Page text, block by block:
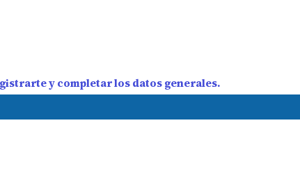
y completar los datos generales.